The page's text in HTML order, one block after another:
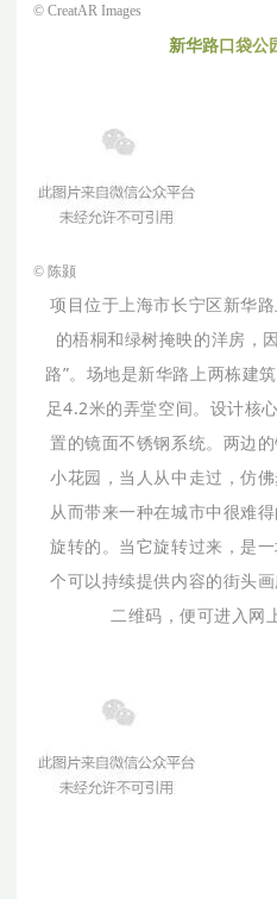
© CreatAR Images
新华路口袋公
© 陈颢
项目位于上海市长宁区新华
的梧桐和绿树掩映的洋房，
路”。场地是新华路上两栋建
足4.2米的弄堂空间。设计核
置的镜面不锈钢系统。两边
小花园，当人从中走过，仿
从而带来一种在城市中很难
旋转的。当它旋转过来，是
个可以持续提供内容的街头
二维码，便可进入网